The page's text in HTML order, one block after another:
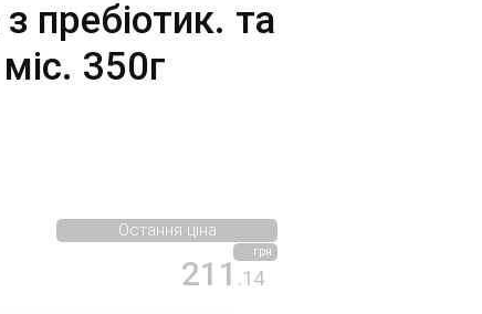
пребіотик. та
350г
211.14
грн
Остання ціна